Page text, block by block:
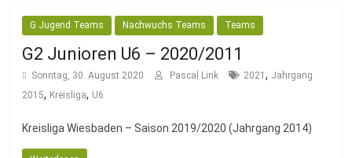
G Jugend Teams Nachwuchs Teams Teams
G2 Junioren U6 – 2020/2011
Sonntag, 30. August 2020 Pascal Link 2021, Jahrgang
2015, Kreisliga, U6
Kreisliga Wiesbaden – Saison 2019/2020 (Jahrgang 2014)